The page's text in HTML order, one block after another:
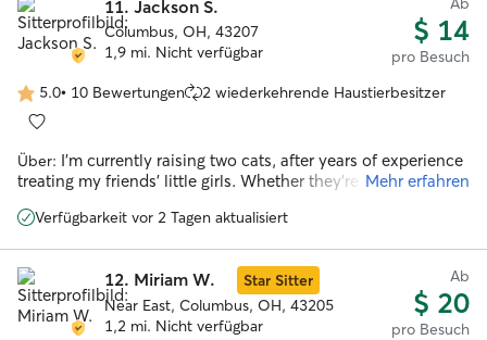
11. Jackson S.
Columbus, OH, 43207
1,9 mi. Nicht verfügbar
$ 14
pro Besuch
5.0
von
Sternen
5.0• 10 Bewertungen 2 wiederkehrende Haustierbesitzer
Über: I’m currently raising two cats, after years of experience
treating my friends’ little girls. Whether they’re shy or
after.
Mehr erfahren
Verfügbarkeit vor 2 Tagen aktualisiert
12. Miriam W.
Star Sitter
Near East, Columbus, OH, 43205
1,2 mi. Nicht verfügbar
Ab
$ 20
pro Besuch